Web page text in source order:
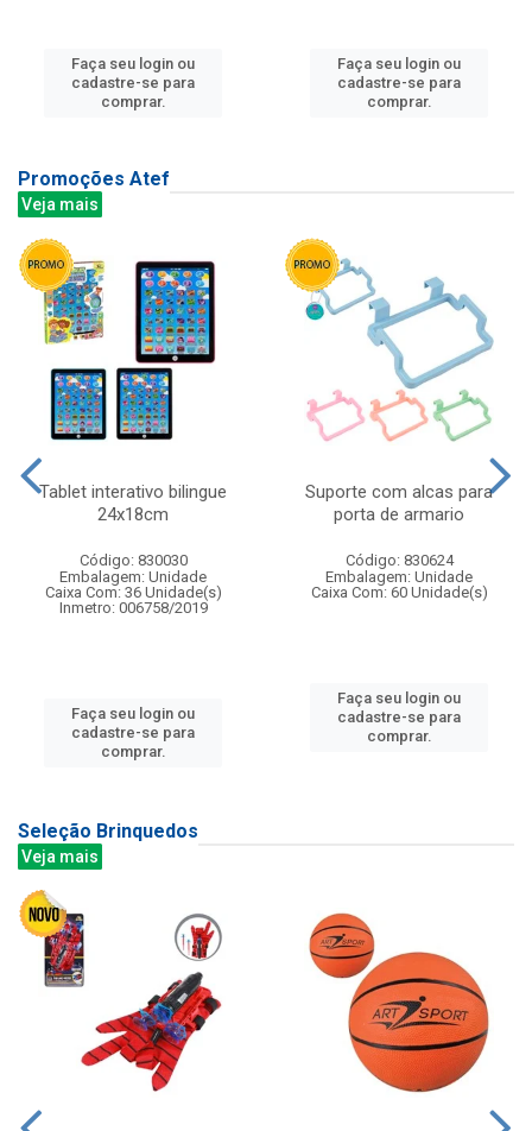
Faça seu login ou
cadastre-se para
comprar.
Faça seu login ou
cadastre-se para
comprar.
Promoções Atef
Veja mais
Tablet interativo bilingue
24x18cm
Código: 830030
Embalagem: Unidade
Caixa Com: 36 Unidade(s)
Inmetro: 006758/2019
Faça seu login ou
cadastre-se para
comprar.
Suporte com alcas para
porta de armario
Código: 830624
Embalagem: Unidade
Caixa Com: 60 Unidade(s)
Faça seu login ou
cadastre-se para
comprar.
Seleção Brinquedos
Veja mais